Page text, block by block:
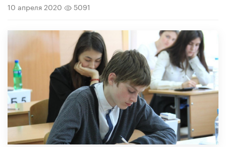
10 апреля 2020 5091